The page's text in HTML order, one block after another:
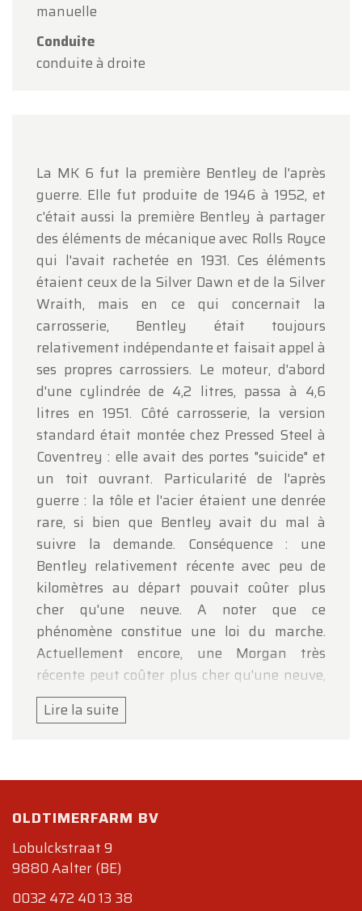
manuelle
Conduite
conduite à droite
La MK 6 fut la première Bentley de l'après
guerre. Elle fut produite de 1946 à 1952, et
c'était aussi la première Bentley à partager
des éléments de mécanique avec Rolls Royce
qui l'avait rachetée en 1931. Ces éléments
étaient ceux de la Silver Dawn et de la Silver
Wraith, mais en ce qui concernait la
carrosserie, Bentley était toujours
relativement indépendante et faisait appel à
ses propres carrossiers. Le moteur, d'abord
d'une cylindrée de 4,2 litres, passa à 4,6
litres en 1951. Côté carrosserie, la version
standard était montée chez Pressed Steel à
Coventrey : elle avait des portes "suicide" et
un toit ouvrant. Particularité de l'après
guerre : la tôle et l'acier étaient une denrée
rare, si bien que Bentley avait du mal à
suivre la demande. Conséquence : une
Bentley relativement récente avec peu de
kilomètres au départ pouvait coûter plus
cher qu'une neuve. A noter que ce
phénomène constitue une loi du marche.
Actuellement encore, une Morgan très
récente peut coûter plus cher qu'une neuve,
dont le délai de livraison peut se calculer en
plusieurs années. Il se vendit 5200 Bentley
un bel exemple de ce qui est considéré
guerre. James Young était un carrossier
britannique installé depuis 1863. Au départ,
il produisait des attelages pour chevaux. Il
réalisa sa première carrosserie automobile
Lire la suite
OLDTIMERFARM BV
Lobulckstraat 9
9880 Aalter (BE)
0032 472 40 13 38
uniquement sur rendez-vous
Merci de votre compréhension et au plaisir de